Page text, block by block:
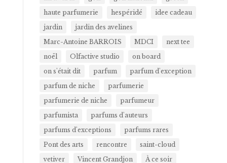
haute parfumerie
hespéridé
idee cadeau
jardin
jardin des avelines
Marc-Antoine BARROIS
MDCI
next tee
noël
Olfactive studio
on board
on s'était dit
parfum
parfum d'exception
parfum de niche
parfumerie
parfumerie de niche
parfumeur
parfumista
parfums d'auteurs
parfums d'exceptions
parfums rares
Pont des arts
rencontre
saint-cloud
vetiver
Vincent Grandjon
À ce soir